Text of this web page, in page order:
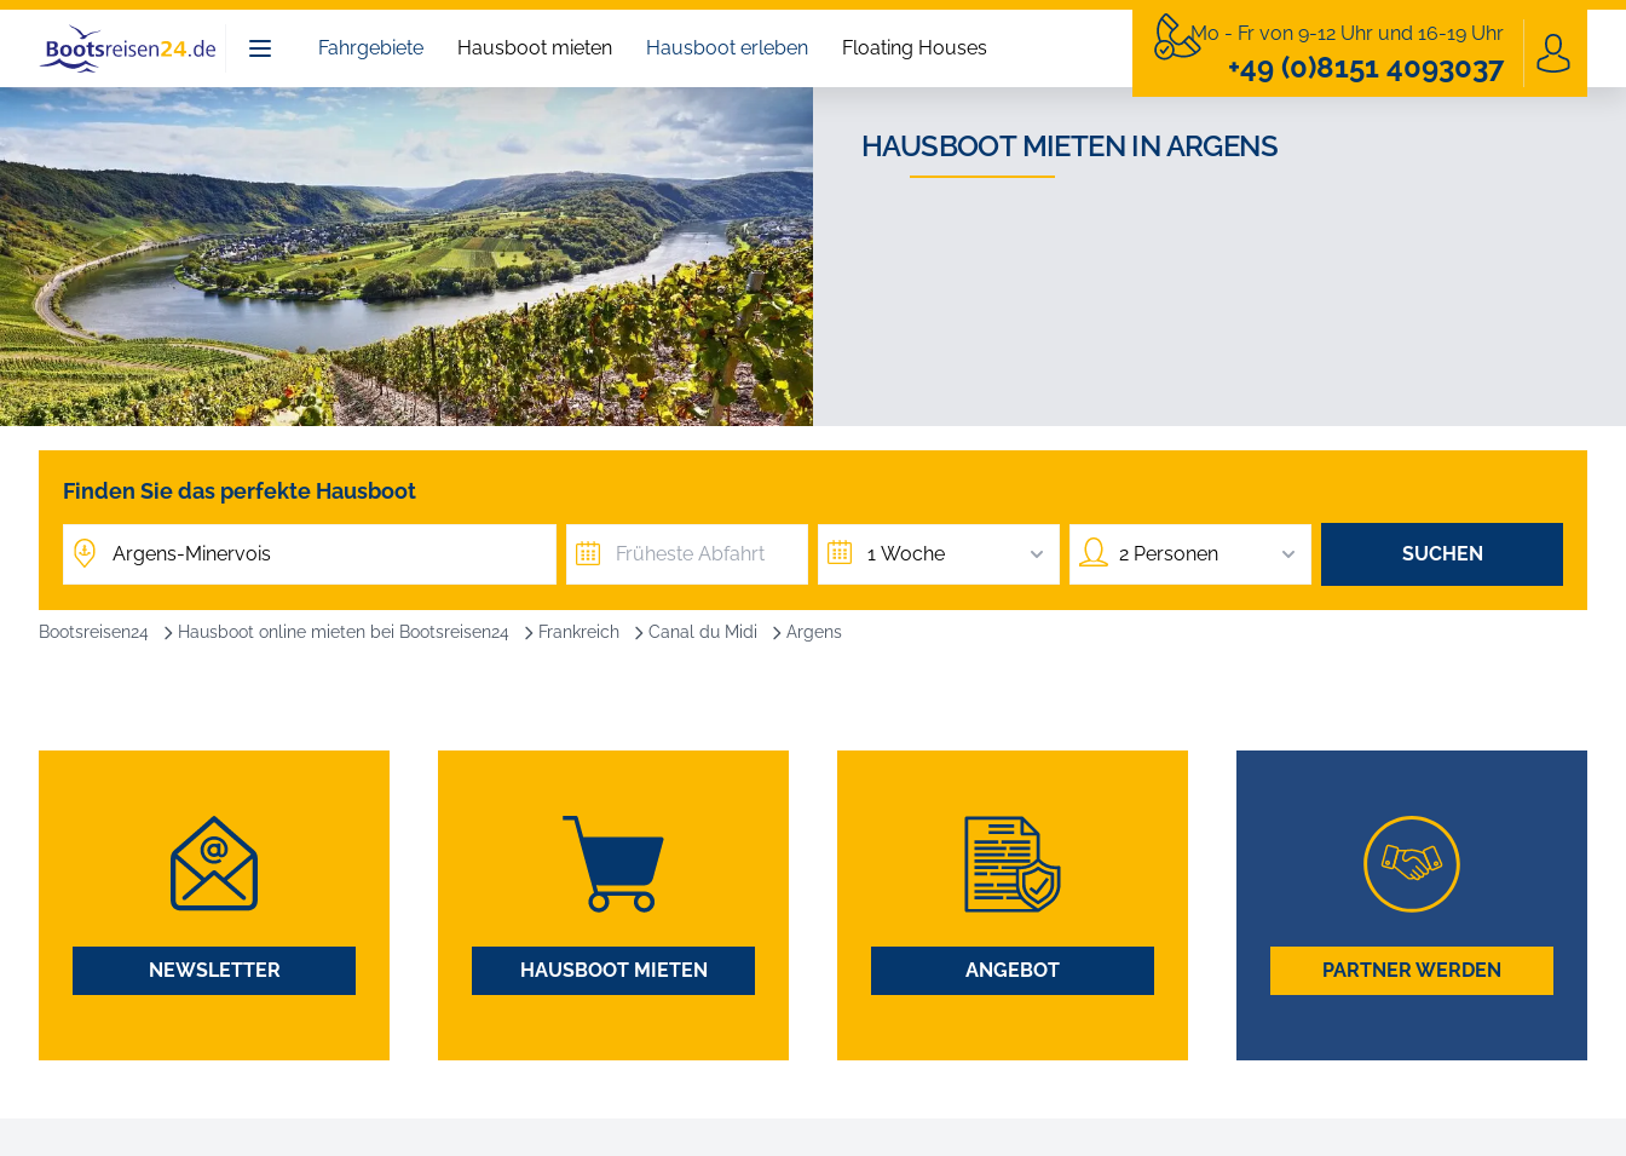
Bootsreisen24 Fahrgebiete Hausboot mieten Hausboot erleben Floating Houses
Mo - Fr von 9-12 Uhr und 16-19 Uhr
+49 (0)8151 4093037
HAUSBOOT MIETEN IN ARGENS
Finden Sie das perfekte Hausboot
1 Woche 2 Personen SUCHEN
Bootsreisen24 Hausboot online mieten bei Bootsreisen24 Frankreich Canal du Midi Argens
NEWSLETTER HAUSBOOT MIETEN ANGEBOT PARTNER WERDEN